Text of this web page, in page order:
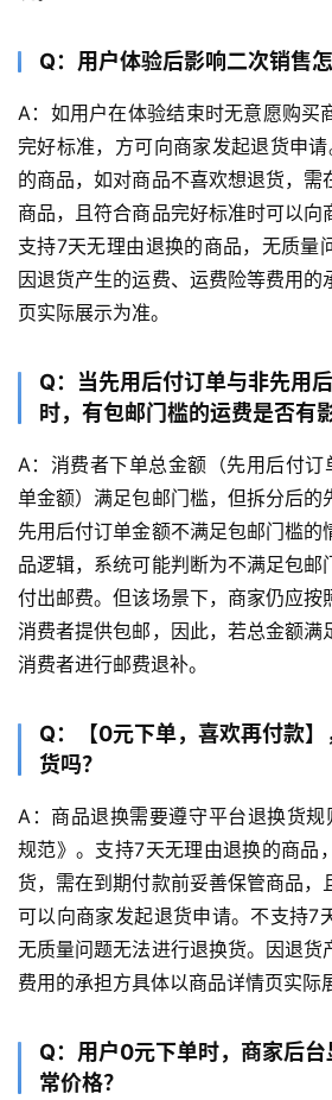
Q：用户体验后影响二次销售怎
A：如用户在体验结束时无意愿购买
完好标准，方可向商家发起退货申
的商品，如对商品不喜欢想退货，需
商品，且符合商品完好标准时可以向
支持7天无理由退换的商品，无质量
因退货产生的运费、运费险等费用的
页实际展示为准。
Q：当先用后付订单与非先用
时，有包邮门槛的运费是否有
A：消费者下单总金额（先用后付
单金额）满足包邮门槛，但拆分后的
先用后付订单金额不满足包邮门槛的
品逻辑，系统可能判断为不满足包邮
付出邮费。但该场景下，商家仍应按
消费者提供包邮，因此，若总金额满
消费者进行邮费退补。
Q：【0元下单，喜欢再付款
货吗？
A：商品退换需要遵守平台退换货
规范》。支持7天无理由退换的商品
货，需在到期付款前妥善保管商品，
可以向商家发起退货申请。不支持7
无质量问题无法进行退换货。因退货
费用的承担方具体以商品详情页实际
Q：用户0元下单时，商家后
常价格？